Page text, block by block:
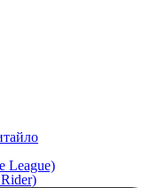
League)